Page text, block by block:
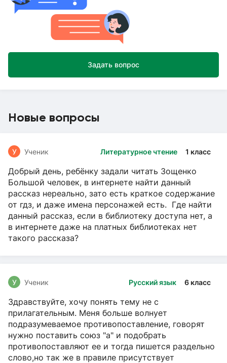
Задать вопрос
Новые вопросы
Литературное чтение 1 класс
У Ученик
Добрый день, ребёнку задали читать Зощенко
Большой человек, в интернете найти данный
рассказ нереально, зато есть краткое содержание
от гдз, и даже имена персонажей есть. Где найти
данный рассказ, если в библиотеку доступа нет, а
в интернете даже на платных библиотеках нет
такого рассказа?
Русский язык 6 класс
У Ученик
Здравствуйте, хочу понять тему не с
прилагательным. Меня больше волнует
подразумеваемое противопоставление, говорят
нужно поставить союз "а" и подобрать
противопоставляют ее и тогда пишется раздельно
слово,но так же в правиле присутствует